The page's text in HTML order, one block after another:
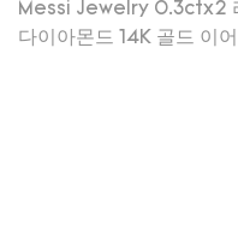
란 다이아몬드 14K 골드
Messi Jewelry 0.3ctx2
다이아몬드 14K 골드 이